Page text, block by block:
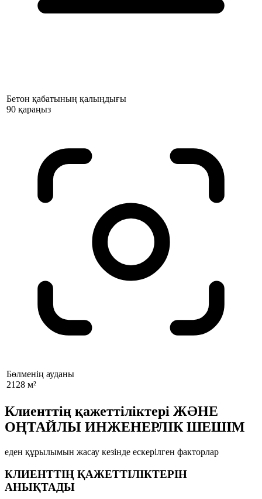
Бетон қабатының қалыңдығы
90 қараңыз
Бөлменің ауданы
2128 м²
Клиенттің қажеттіліктері ЖӘНЕ
ОҢТАЙЛЫ ИНЖЕНЕРЛІК ШЕШІМ
еден құрылымын жасау кезінде ескерілген факторлар
КЛИЕНТТІҢ ҚАЖЕТТІЛІКТЕРІН
АНЫҚТАДЫ